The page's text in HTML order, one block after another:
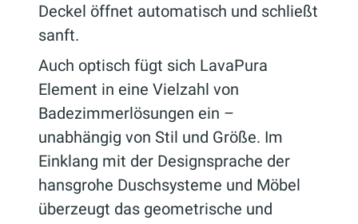
Deckel öffnet automatisch und schließt
sanft.
Auch optisch fügt sich LavaPura
Element in eine Vielzahl von
Badezimmerlösungen ein –
unabhängig von Stil und Größe. Im
Einklang mit der Designsprache der
hansgrohe Duschsysteme und Möbel
überzeugt das geometrische und